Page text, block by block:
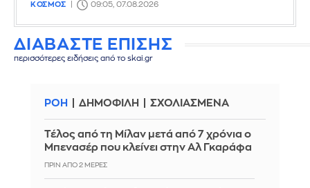
ΚΟΣΜΟΣ 09:05, 07.08.2026
ΔΙΑΒΑΣΤΕ ΕΠΙΣΗΣ
περισσότερες ειδήσεις από το skai.gr
ΡΟΗ ΔΗΜΟΦΙΛΗ ΣΧΟΛΙΑΣΜΕΝΑ
Τέλος από τη Μίλαν μετά από 7 χρόνια ο
Μπενασέρ που κλείνει στην Αλ Γκαράφα
ΠΡΙΝ ΑΠΌ 2 ΜΈΡΕΣ